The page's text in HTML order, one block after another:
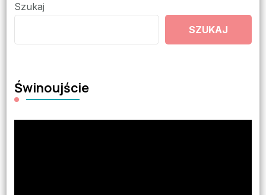
Szukaj
SZUKAJ
Świnoujście